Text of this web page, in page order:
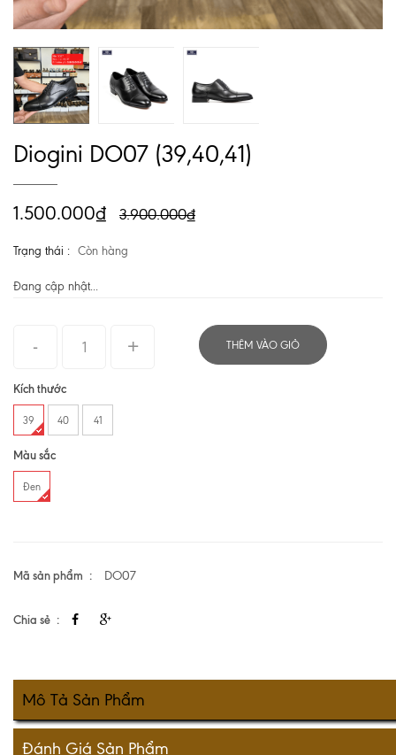
Diogini DO07 (39,40,41)
1.500.000₫ 3.900.000₫
Trạng thái : Còn hàng
Đang cập nhật...
Kích thước
39 40 41
Màu sắc
Đen
THÊM VÀO GIỎ
Mã sản phẩm DO07
Chia sẻ
Mô Tả Sản Phẩm
Đánh Giá Sản Phẩm